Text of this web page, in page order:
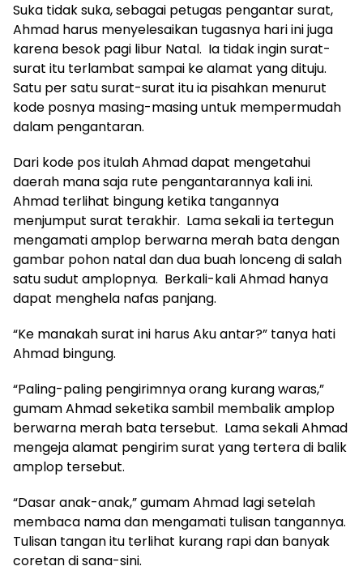
Suka tidak suka, sebagai petugas pengantar surat,
Ahmad harus menyelesaikan tugasnya hari ini juga
karena besok pagi libur Natal. Ia tidak ingin surat-
surat itu terlambat sampai ke alamat yang dituju.
Satu per satu surat-surat itu ia pisahkan menurut
kode posnya masing-masing untuk mempermudah
dalam pengantaran.
Dari kode pos itulah Ahmad dapat mengetahui
daerah mana saja rute pengantarannya kali ini.
Ahmad terlihat bingung ketika tangannya
menjumput surat terakhir. Lama sekali ia tertegun
mengamati amplop berwarna merah bata dengan
gambar pohon natal dan dua buah lonceng di salah
satu sudut amplopnya. Berkali-kali Ahmad hanya
dapat menghela nafas panjang.
“Ke manakah surat ini harus Aku antar?” tanya hati
Ahmad bingung.
“Paling-paling pengirimnya orang kurang waras,”
gumam Ahmad seketika sambil membalik amplop
berwarna merah bata tersebut. Lama sekali Ahmad
mengeja alamat pengirim surat yang tertera di balik
amplop tersebut.
“Dasar anak-anak,” gumam Ahmad lagi setelah
membaca nama dan mengamati tulisan tangannya.
Tulisan tangan itu terlihat kurang rapi dan banyak
coretan di sana-sini.